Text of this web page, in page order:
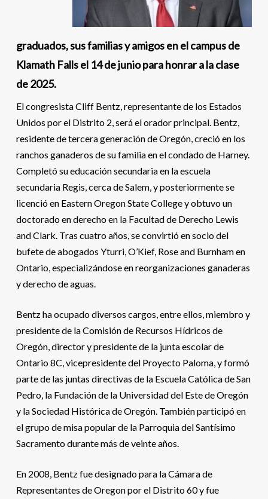
graduados, sus familias y amigos en el campus de
Klamath Falls el 14 de junio para honrar a la clase
de 2025.
El congresista Cliff Bentz, representante de los Estados
Unidos por el Distrito 2, será el orador principal. Bentz,
residente de tercera generación de Oregón, creció en los
ranchos ganaderos de su familia en el condado de Harney.
Completó su educación secundaria en la escuela
secundaria Regis, cerca de Salem, y posteriormente se
licenció en Eastern Oregon State College y obtuvo un
doctorado en derecho en la Facultad de Derecho Lewis
and Clark. Tras cuatro años, se convirtió en socio del
bufete de abogados Yturri, O’Kief, Rose and Burnham en
Ontario, especializándose en reorganizaciones ganaderas
y derecho de aguas.
Bentz ha ocupado diversos cargos, entre ellos, miembro y
presidente de la Comisión de Recursos Hídricos de
Oregón, director y presidente de la junta escolar de
Ontario 8C, vicepresidente del Proyecto Paloma, y ​​formó
parte de las juntas directivas de la Escuela Católica de San
Pedro, la Fundación de la Universidad del Este de Oregón
y la Sociedad Histórica de Oregón. También participó en
el grupo de misa popular de la Parroquia del Santísimo
Sacramento durante más de veinte años.
En 2008, Bentz fue designado para la Cámara de
Representantes de Oregon por el Distrito 60 y fue